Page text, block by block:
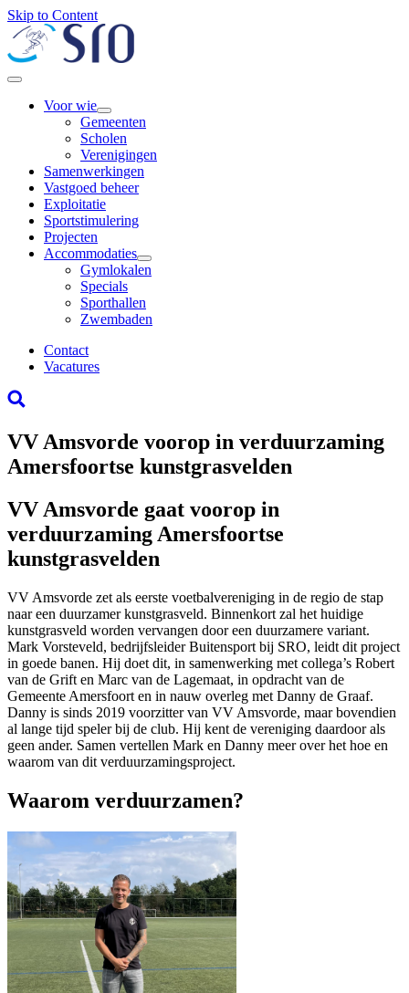
Skip to Content
Voor wie
Gemeenten
Scholen
Verenigingen
Samenwerkingen
Vastgoed beheer
Exploitatie
Sportstimulering
Projecten
Accommodaties
Gymlokalen
Specials
Sporthallen
Zwembaden
Contact
Vacatures
VV Amsvorde voorop in verduurzaming
Amersfoortse kunstgrasvelden
VV Amsvorde gaat voorop in
verduurzaming Amersfoortse
kunstgrasvelden
VV Amsvorde zet als eerste voetbalvereniging in de regio de stap
naar een duurzamer kunstgrasveld. Binnenkort zal het huidige
kunstgrasveld worden vervangen door een duurzamere variant.
Mark Vorsteveld, bedrijfsleider Buitensport bij SRO, leidt dit project
in goede banen. Hij doet dit, in samenwerking met collega’s Robert
van de Grift en Marc van de Lagemaat, in opdracht van de
Gemeente Amersfoort en in nauw overleg met Danny de Graaf.
Danny is sinds 2019 voorzitter van VV Amsvorde, maar bovendien
al lange tijd speler bij de club. Hij kent de vereniging daardoor als
geen ander. Samen vertellen Mark en Danny meer over het hoe en
waarom van dit verduurzamingsproject.
Waarom verduurzamen?